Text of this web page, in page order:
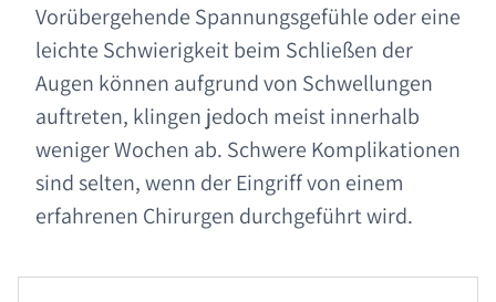
Vorübergehende Spannungsgefühle oder eine
leichte Schwierigkeit beim Schließen der
Augen können aufgrund von Schwellungen
auftreten, klingen jedoch meist innerhalb
weniger Wochen ab. Schwere Komplikationen
sind selten, wenn der Eingriff von einem
erfahrenen Chirurgen durchgeführt wird.